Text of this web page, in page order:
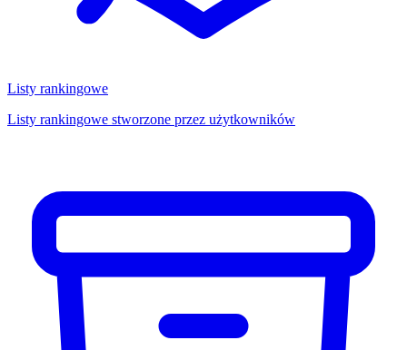
Listy rankingowe
Listy rankingowe stworzone przez użytkowników